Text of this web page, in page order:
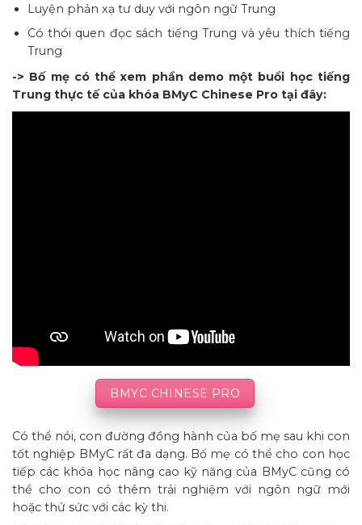
Luyện phản xạ tư duy với ngôn ngữ Trung
Có thói quen đọc sách tiếng Trung và yêu thích tiếng
Trung
-> Bố mẹ có thể xem phần demo một buổi học tiếng
Trung thực tế của khóa BMyC Chinese Pro tại đây:
BMYC CHINESE PRO
Có thể nói, con đường đồng hành của bố mẹ sau khi con
tốt nghiệp BMyC rất đa dạng. Bố mẹ có thể cho con học
tiếp các khóa học nâng cao kỹ năng của BMyC cũng có
thể cho con có thêm trải nghiệm với ngôn ngữ mới
hoặc thử sức với các kỳ thi.